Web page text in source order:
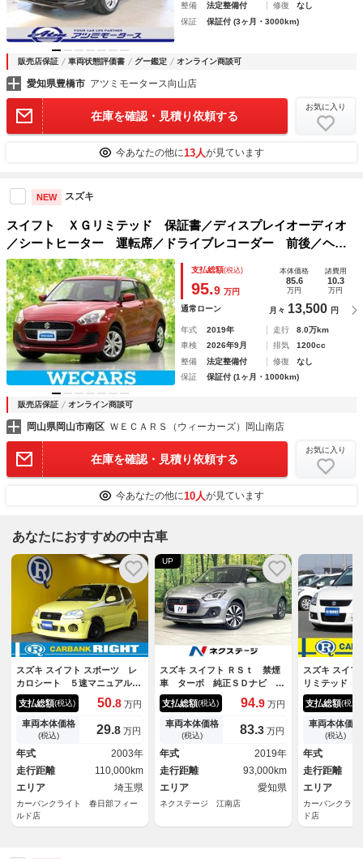
整備
法定整備付 修復
なし
保証
保証付 (3ヶ月・3000km)
販売店保証 車両状態評価書 グー鑑定 オンライン商談可
愛知県豊橋市 アツミモータース向山店
在庫を確認・見積り依頼する
お気に入り
今あなたの他に13人が見ています
NEW スズキ
スイフト ＸＧリミテッド 保証書／ディスプレイオーディオ
／シートヒーター 運転席／ドライブレコーダー 前後／ヘッ
ドランプ ＬＥＤ／ＥＴＣ／ＥＢＤ付ＡＢＳ／横滑り防止装置
／バックモニター／エアバッグ 運転席
支払総額(税込)
95.9 万円
本体価格
85.6
万円
諸費用
10.3
万円
通常ローン 月々 13,500 円
年式 2019年 走行
8.0万km
車検
2026年9月 排気
1200cc
整備
法定整備付 修復
なし
保証
保証付 (1ヶ月・1000km)
販売店保証 オンライン商談可
岡山県岡山市南区 ＷＥＣＡＲＳ（ウィーカーズ）岡山南店
在庫を確認・見積り依頼する
お気に入り
今あなたの他に10人が見ています
あなたにおすすめの中古車
スズキ スイフト スポーツ レ
カロシート ５速マニュアル
キーレス
支払総額(税込) 50.8 万円
車両本体価格
(税込) 29.8 万円
年式
2003年
走行距離
110,000km
エリア
埼玉県
カーバンクライト 春日部フィー
ルド店
UP
スズキ スイフト ＲＳｔ 禁煙
車 ターボ 純正ＳＤナビ バ
ックカメラ 衝突軽減 シート
ヒーター ドラレコ スマート
キー ＬＥＤヘッド ビルトイ
ンＥＴＣ クルコン 純正１６
インチアルミ オートハイビー
ム 車線逸脱警報
支払総額(税込) 94.9 万円
車両本体価格
(税込) 83.3 万円
年式
2019年
走行距離
93,000km
エリア
愛知県
ネクステージ 江南店
スズキ スイ
リミテッド
モリーナビ
支払総額(税込)
車両本体価格
(税込)
年式
走行距離
エリア
カーバンクラ
ド店